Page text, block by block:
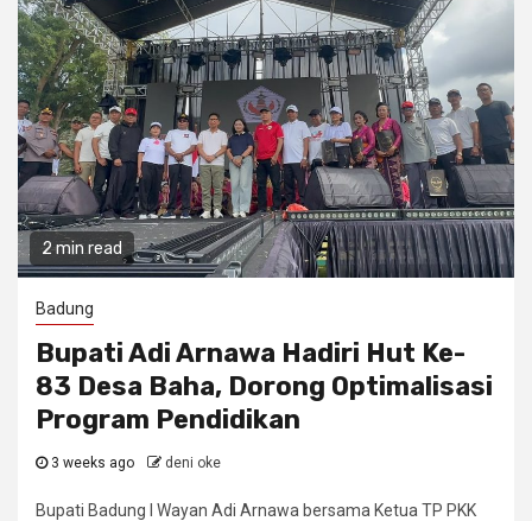
2 min read
Badung
Bupati Adi Arnawa Hadiri Hut Ke-
83 Desa Baha, Dorong Optimalisasi
Program Pendidikan
3 weeks ago deni oke
Bupati Badung I Wayan Adi Arnawa bersama Ketua TP PKK